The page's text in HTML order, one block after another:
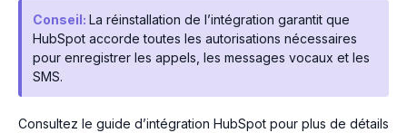
Conseil: La réinstallation de l’intégration garantit que
HubSpot accorde toutes les autorisations nécessaires
pour enregistrer les appels, les messages vocaux et les
SMS.
Consultez le guide d’intégration HubSpot pour plus de détails